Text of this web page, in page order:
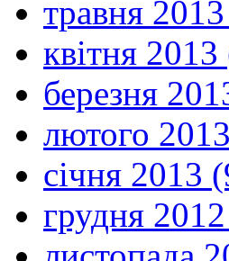
травня
квітня
березня
лютого
січня 2013
грудня